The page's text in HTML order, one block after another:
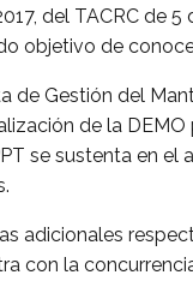
del TACRC de
objetivo de
de Gestión del
de la
se sustenta en el
adicionales
con la